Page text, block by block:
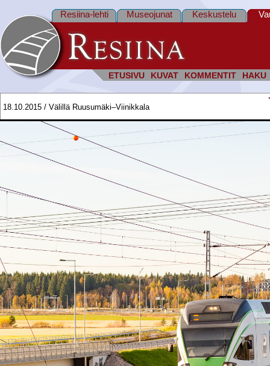
ETUSIVU KUVAT KOMMENTIT HAKU
Resiina-lehti Museojunat Keskustelu
18.10.2015 / Välillä Ruusumäki–Viinikkala